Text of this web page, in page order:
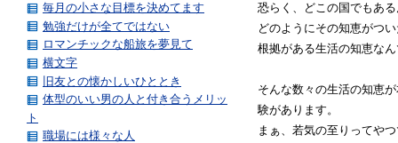
恐らく、どこの国でもあ
どのようにその知恵がつ
根拠がある生活の知恵な
そんな数々の生活の知恵
験があります。
まぁ、若気の至りってや
毎月の小さな目標を決めてます
勉強だけが全てではない
ロマンチックな船旅を夢見て
横文字
旧友との懐かしいひととき
体型のいい男の人と付き合うメリッ
ト
職場には様々な人